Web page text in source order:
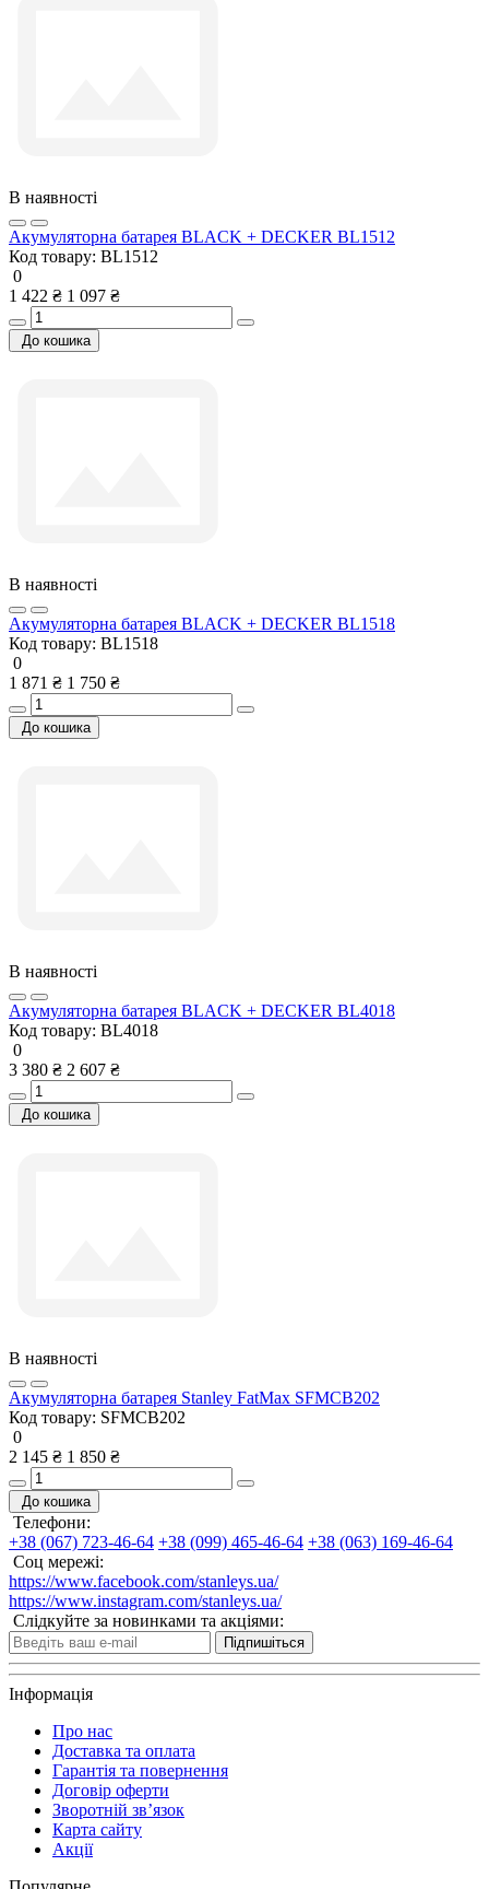
В наявності
Акумуляторна батарея BLACK + DECKER BL1512
Код товару: BL1512
0
1 422 ₴ 1 097 ₴
До кошика
В наявності
Акумуляторна батарея BLACK + DECKER BL1518
Код товару: BL1518
0
1 871 ₴ 1 750 ₴
До кошика
В наявності
Акумуляторна батарея BLACK + DECKER BL4018
Код товару: BL4018
0
3 380 ₴ 2 607 ₴
До кошика
В наявності
Акумуляторна батарея Stanley FatMax SFMCB202
Код товару: SFMCB202
0
2 145 ₴ 1 850 ₴
До кошика
Телефони:
+38 (067) 723-46-64 +38 (099) 465-46-64 +38 (063) 169-46-64
Соц мережі:
https://www.facebook.com/stanleys.ua/
https://www.instagram.com/stanleys.ua/
Слідкуйте за новинками та акціями:
Підпишіться
Інформація
Про нас
Доставка та оплата
Гарантія та повернення
Договір оферти
Зворотній зв’язок
Карта сайту
Акції